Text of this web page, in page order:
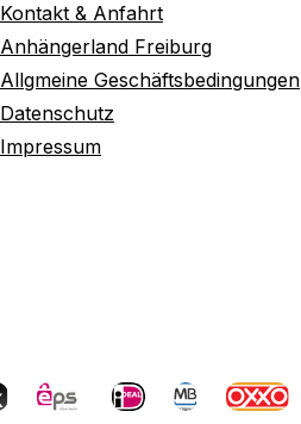
Kontakt & Anfahrt
Anhängerland Freiburg
Allgmeine Geschäftsbedingungen
Datenschutz
Impressum